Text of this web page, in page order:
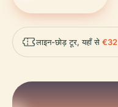
लाइन-छोड़ टूर, यहाँ से €32